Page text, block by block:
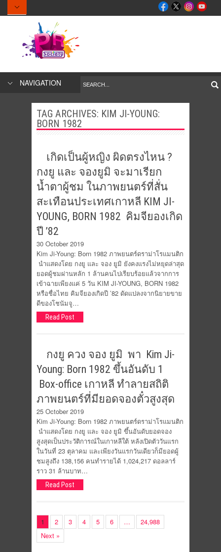
NAVIGATION
TAG ARCHIVES: KIM JI-YOUNG:
BORN 1982
เกิดเป็นผู้หญิง ผิดตรงไหน ?
กงยู และ จองยูมิ จะมาเรียก
น้ำตาผู้ชม ในภาพยนตร์ที่สั่น
สะเทือนประเทศเกาหลี KIM JI-
YOUNG, BORN 1982 คิมจียองเกิด
ปี ’82
30 October 2019
Kim Ji-Young: Born 1982 ภาพยนตร์ดราม่าโรแมนติก
นำแสดงโดย กงยู และ จอง ยูมิ ยังคงแรงไม่หยุดล่าสุด
ยอดผู้ชมผ่านหลัก 1 ล้านคนไปเรียบร้อยแล้วจากการ
เข้าฉายเพียงแค่ 5 วัน KIM JI-YOUNG, BORN 1982
หรือชื่อไทย คิมจียองเกิดปี ’82 ดัดแปลงจากนิยายขาย
ดีของโชนัมจู…
Read Post
กงยู ควง จอง ยูมิ พา Kim Ji-
Young: Born 1982 ขึ้นอันดับ 1
Box-office เกาหลี ทำลายสถิติ
ภาพยนตร์ที่มียอดจองตั๋วสูงสุด
25 October 2019
Kim Ji-Young: Born 1982 ภาพยนตร์ดราม่าโรแมนติก
นำแสดงโดย กงยู และ จอง ยูมิ ขึ้นอันดับยอดจอง
สูงสุดเป็นประวัติการณ์ในเกาหลีใต้ หลังเปิดตัววันแรก
ในวันที่ 23 ตุลาคม และเพียงวันแรกวันเดียวก็มียอดผู้
ชมสูงถึง 138,156 คนทำรายได้ 1,024,217 ดอลลาร์
ราว 31 ล้านบาท…
Read Post
1 2 3 4 5 6 …
24,988
Next »